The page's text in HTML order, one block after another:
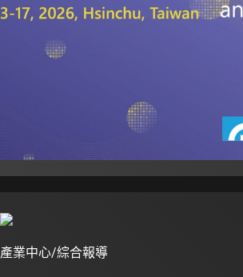
產業中心/綜合報導